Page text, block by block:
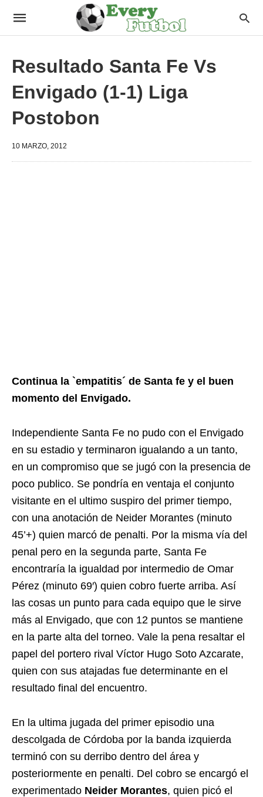
Resultado Santa Fe Vs
Envigado (1-1) Liga
Postobon
10 MARZO, 2012
Continua la `empatitis´ de Santa fe y el buen
momento del Envigado.
Independiente Santa Fe no pudo con el Envigado
en su estadio y terminaron igualando a un tanto,
en un compromiso que se jugó con la presencia de
poco publico. Se pondría en ventaja el conjunto
visitante en el ultimo suspiro del primer tiempo,
con una anotación de Neider Morantes (minuto
45’+) quien marcó de penalti. Por la misma vía del
penal pero en la segunda parte, Santa Fe
encontraría la igualdad por intermedio de Omar
Pérez (minuto 69′) quien cobro fuerte arriba. Así
las cosas un punto para cada equipo que le sirve
más al Envigado, que con 12 puntos se mantiene
en la parte alta del torneo. Vale la pena resaltar el
papel del portero rival Víctor Hugo Soto Azcarate,
quien con sus atajadas fue determinante en el
resultado final del encuentro.
En la ultima jugada del primer episodio una
descolgada de Córdoba por la banda izquierda
terminó con su derribo dentro del área y
posteriormente en penalti. Del cobro se encargó el
experimentado Neider Morantes, quien picó el